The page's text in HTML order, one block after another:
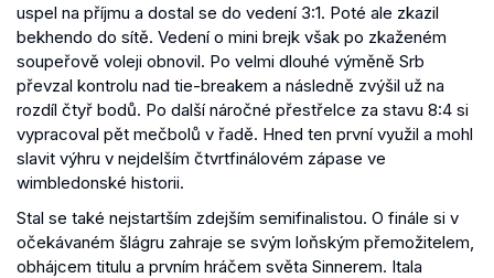
uspel na příjmu a dostal se do vedení 3:1. Poté ale zkazil
bekhendo do sítě. Vedení o mini brejk však po zkaženém
soupeřově voleji obnovil. Po velmi dlouhé výměně Srb
převzal kontrolu nad tie-breakem a následně zvýšil už na
rozdíl čtyř bodů. Po další náročné přestřelce za stavu 8:4 si
vypracoval pět mečbolů v řadě. Hned ten první využil a mohl
slavit výhru v nejdelším čtvrtfinálovém zápase ve
wimbledonské historii.
Stal se také nejstartším zdejším semifinalistou. O finále si v
očekávaném šlágru zahraje se svým loňským přemožitelem,
obhájcem titulu a prvním hráčem světa Sinnerem. Itala